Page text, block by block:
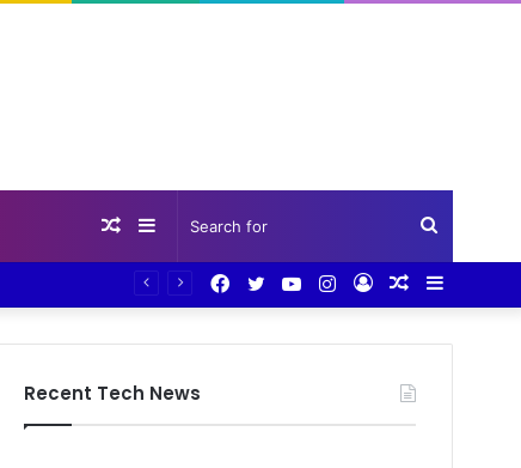
Search
for
Sidebar
Random
Sidebar
Random
Log
Instagram
YouTube
Twitter
Facebook
Recent Tech News